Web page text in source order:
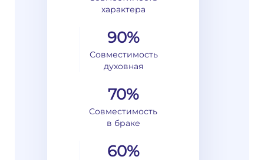
характера
90%
Совместимость
духовная
70%
Совместимость
в браке
60%